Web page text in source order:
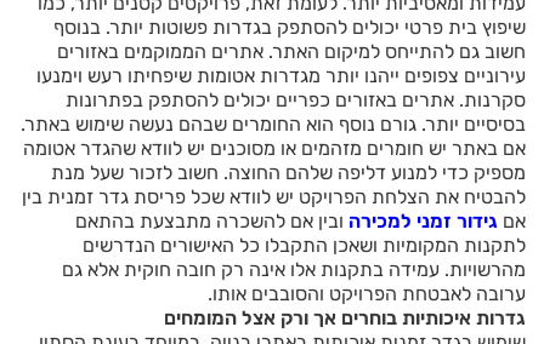
שיפוץ בית פרטי יכולים להסתפק בגדרות פשוטות יותר. בנוסף
חשוב גם להתייחס למיקום האתר. אתרים הממוקמים באזורים
עירוניים צפופים ייהנו יותר מגדרות אטומות שיפחיתו רעש וימנעו
סקרנות. אתרים באזורים כפריים יכולים להסתפק בפתרונות
בסיסיים יותר. גורם נוסף הוא החומרים שבהם נעשה שימוש באתר.
אם באתר יש חומרים מזהמים או מסוכנים יש לוודא שהגדר אטומה
מספיק כדי למנוע דליפה שלהם החוצה. חשוב לזכור שעל מנת
להבטיח את הצלחת הפרויקט יש לוודא שכל פריסת גדר זמנית בין
אם גידור זמני למכירה ובין אם להשכרה מתבצעת בהתאם
לתקנות המקומיות ושאכן התקבלו כל האישורים הנדרשים
מהרשויות. עמידה בתקנות אלו אינה רק חובה חוקית אלא גם
ערובה לאבטחת הפרויקט והסובבים אותו.
גדרות איכותיות בוחרים אך ורק אצל המומחים